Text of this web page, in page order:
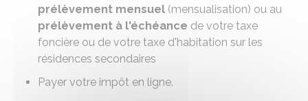
prélèvement mensuel (mensualisation) ou au
prélèvement à l'échéance de votre taxe
foncière ou de votre taxe d'habitation sur les
résidences secondaires
Payer votre impôt en ligne.